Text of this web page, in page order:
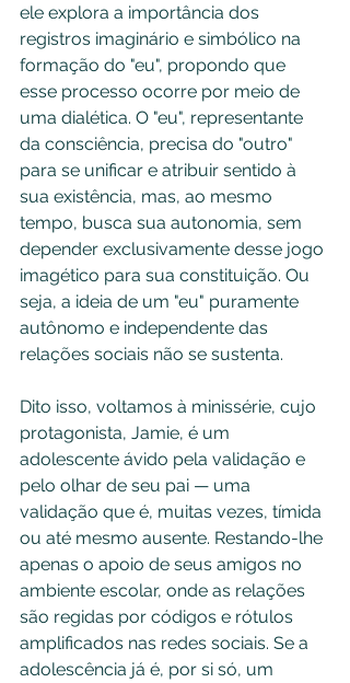
ele explora a importância dos
registros imaginário e simbólico na
formação do "eu", propondo que
esse processo ocorre por meio de
uma dialética. O "eu", representante
da consciência, precisa do "outro"
para se unificar e atribuir sentido à
sua existência, mas, ao mesmo
tempo, busca sua autonomia, sem
depender exclusivamente desse jogo
imagético para sua constituição. Ou
seja, a ideia de um "eu" puramente
autônomo e independente das
relações sociais não se sustenta.
Dito isso, voltamos à minissérie, cujo
protagonista, Jamie, é um
adolescente ávido pela validação e
pelo olhar de seu pai — uma
validação que é, muitas vezes, tímida
ou até mesmo ausente. Restando-lhe
apenas o apoio de seus amigos no
ambiente escolar, onde as relações
são regidas por códigos e rótulos
amplificados nas redes sociais. Se a
adolescência já é, por si só, um